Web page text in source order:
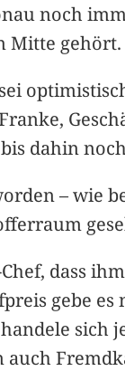
noch
Mitte gehört.
dahin
– wie
dass
gebe
sich